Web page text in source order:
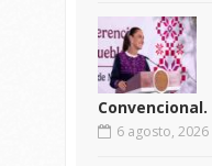
Convencional.
6 agosto, 2026